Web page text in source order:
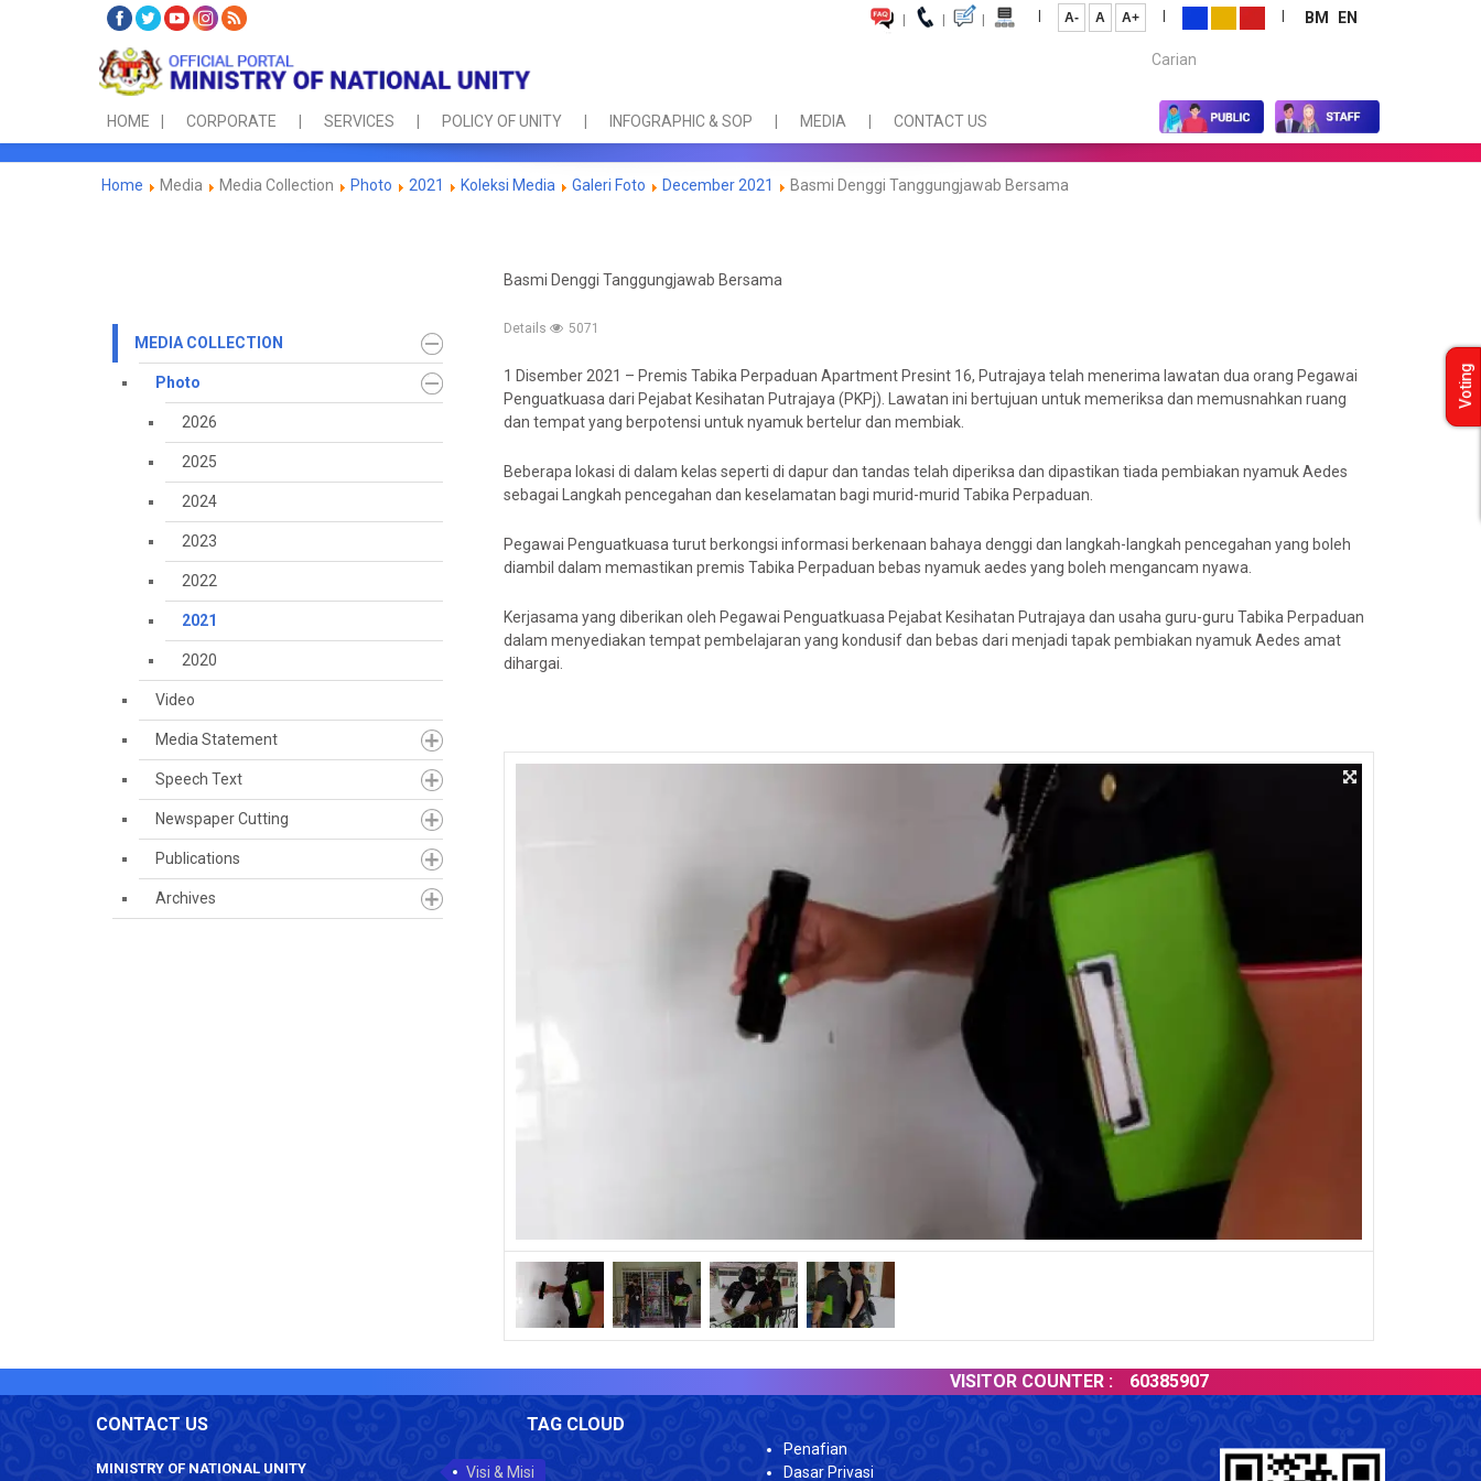
| | | | A- A A+ | | BM
EN
Carian...
HOME CORPORATE SERVICES POLICY OF UNITY INFOGRAPHIC & SOP MEDIA CONTACT US
Home Media Media Collection Photo 2021 Koleksi Media Galeri Foto December 2021 Basmi Denggi Tanggungjawab Bersama
MEDIA COLLECTION
Photo
2026
2025
2024
2023
2022
2021
2020
Video
Media Statement
Speech Text
Newspaper Cutting
Publications
Archives
Basmi Denggi Tanggungjawab Bersama
Details 5071
1 Disember 2021 – Premis Tabika Perpaduan Apartment Presint 16, Putrajaya telah menerima lawatan dua orang Pegawai
Penguatkuasa dari Pejabat Kesihatan Putrajaya (PKPj). Lawatan ini bertujuan untuk memeriksa dan memusnahkan ruang
dan tempat yang berpotensi untuk nyamuk bertelur dan membiak.
Beberapa lokasi di dalam kelas seperti di dapur dan tandas telah diperiksa dan dipastikan tiada pembiakan nyamuk Aedes
sebagai Langkah pencegahan dan keselamatan bagi murid-murid Tabika Perpaduan.
Pegawai Penguatkuasa turut berkongsi informasi berkenaan bahaya denggi dan langkah-langkah pencegahan yang boleh
diambil dalam memastikan premis Tabika Perpaduan bebas nyamuk aedes yang boleh mengancam nyawa.
Kerjasama yang diberikan oleh Pegawai Penguatkuasa Pejabat Kesihatan Putrajaya dan usaha guru-guru Tabika Perpaduan
dalam menyediakan tempat pembelajaran yang kondusif dan bebas dari menjadi tapak pembiakan nyamuk Aedes amat
dihargai.
VISITOR COUNTER : 60385907
CONTACT US
MINISTRY OF NATIONAL UNITY
TAG CLOUD
Visi & Misi
Penafian
Dasar Privasi
Voting